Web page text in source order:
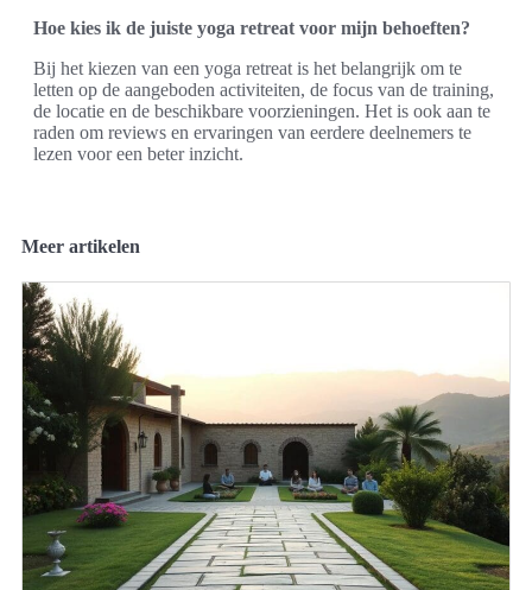
Hoe kies ik de juiste yoga retreat voor mijn behoeften?
Bij het kiezen van een yoga retreat is het belangrijk om te
letten op de aangeboden activiteiten, de focus van de training,
de locatie en de beschikbare voorzieningen. Het is ook aan te
raden om reviews en ervaringen van eerdere deelnemers te
lezen voor een beter inzicht.
Meer artikelen